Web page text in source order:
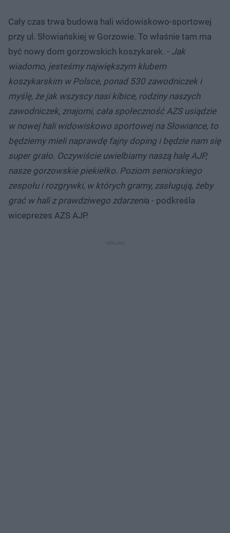
Cały czas trwa budowa hali widowiskowo-sportowej
przy ul. Słowiańskiej w Gorzowie. To właśnie tam ma
być nowy dom gorzowskich koszykarek. - Jak
wiadomo, jesteśmy największym klubem
koszykarskim w Polsce, ponad 530 zawodniczek i
myślę, że jak wszyscy nasi kibice, rodziny naszych
zawodniczek, znajomi, cała społeczność AZS usiądzie
w nowej hali widowiskowo sportowej na Słowiance, to
będziemy mieli naprawdę fajny doping i będzie nam się
super grało. Oczywiście uwielbiamy naszą halę AJP,
nasze gorzowskie piekiełko. Poziom seniorskiego
zespołu i rozgrywki, w których gramy, zasługują, żeby
grać w hali z prawdziwego zdarzenia - podkreśla
wiceprezes AZS AJP.